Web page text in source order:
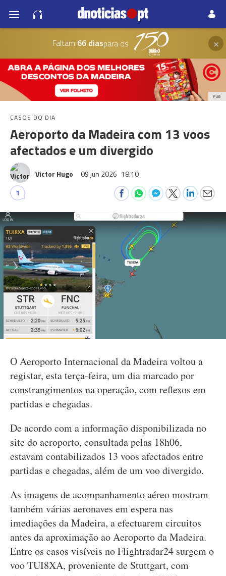
Faltam 66 diaspara os ×
PUB
CASOS DO DIA
Aeroporto da Madeira com 13 voos
afectados e um divergido
Victor Hugo 09 jun 2026 18:10
1
O Aeroporto Internacional da Madeira voltou a
registar, esta terça-feira, um dia marcado por
constrangimentos na operação, com reflexos em
partidas e chegadas.
De acordo com a informação disponibilizada no
site do aeroporto, consultada pelas 18h06,
estavam contabilizados 13 voos afectados entre
partidas e chegadas, além de um voo divergido.
As imagens de acompanhamento aéreo mostram
também várias aeronaves em espera nas
imediações da Madeira, a efectuarem circuitos
antes da aproximação ao Aeroporto da Madeira.
Entre os casos visíveis no Flightradar24 surgem o
voo TUI8XA, proveniente de Stuttgart, com